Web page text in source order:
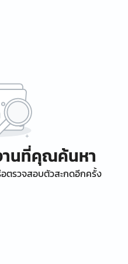
นที่คุณค้นหา
ตรวจสอบตัวสะกดอีกครั้ง